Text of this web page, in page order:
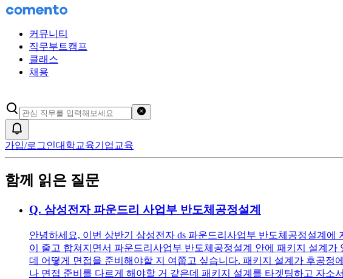
커뮤니티
직무부트캠프
클래스
채용
가입/로그인대학교육기업교육
함께 읽은 질문
Q. 삼성전자 파운드리 사업부 반도체공정설계
안녕하세요, 이번 상반기 삼성전자 ds 파운드리사업부 반도체공정설계
이 줄고 합쳐지면서 파운드리사업부 반도체공정설계 안에 패키지 설계
데 어떻게 면접을 준비해야할 지 여쭙고 싶습니다. 패키지 설계가 후공
나 면접 준비를 다르게 해야할 거 같은데 패키지 설계를 타겟팅하고 자